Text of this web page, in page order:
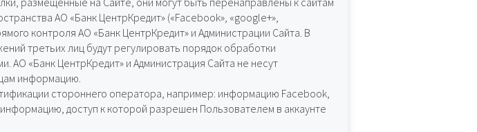
АО «Банк ЦентрКредит» («Facebook», «google+»,
контроля АО «Банк ЦентрКредит» и Администрации Сайта. В
третьих лиц будут регулировать порядок обработки
АО «Банк ЦентрКредит» и Администрация Сайта не несут
информацию.
стороннего оператора, например: информацию Facebook,
доступ к которой разрешен Пользователем в аккаунте